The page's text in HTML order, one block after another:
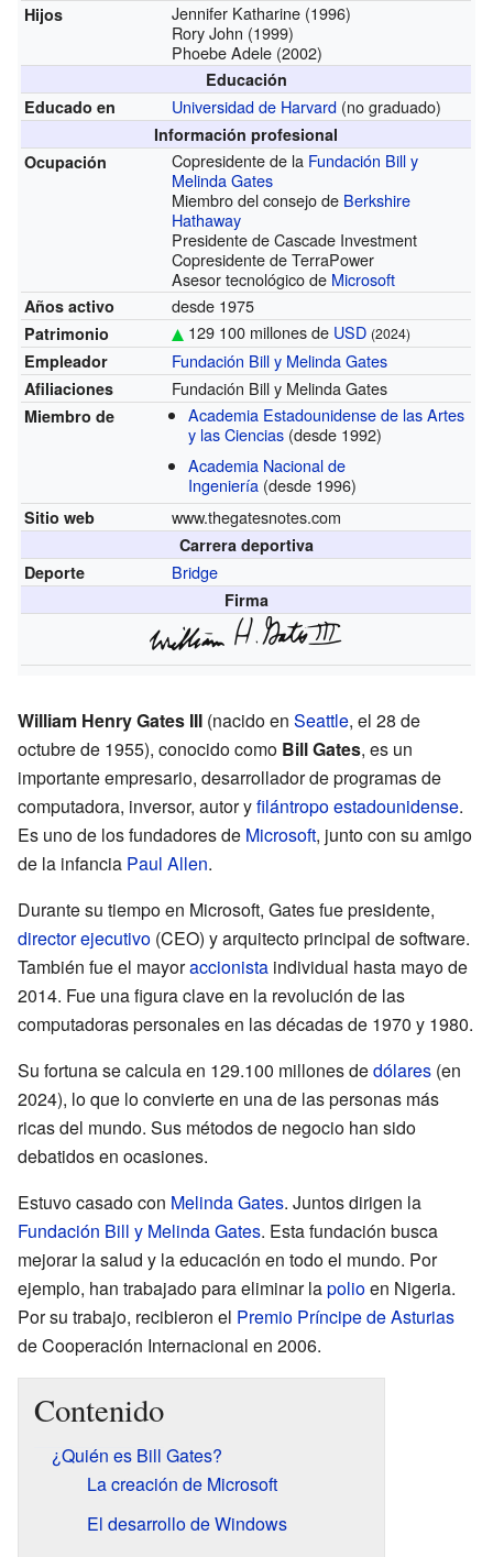
Hijos
Jennifer Katharine (1996)
Rory John (1999)
Phoebe Adele (2002)
Educación
Educado en
Universidad de Harvard (no graduado)
Información profesional
Ocupación
Copresidente de la Fundación Bill y
Melinda Gates
Miembro del consejo de Berkshire
Hathaway
Presidente de Cascade Investment
Copresidente de TerraPower
Asesor tecnológico de Microsoft
Años activo desde 1975
Patrimonio 129 100 millones de USD (2024)
Empleador Fundación Bill y Melinda Gates
Afiliaciones Fundación Bill y Melinda Gates
Miembro de
Academia Estadounidense de las Artes
y las Ciencias (desde 1992)
Academia Nacional de
Ingeniería (desde 1996)
Sitio web www.thegatesnotes.com
Carrera deportiva
Deporte
Bridge
Firma
William Henry Gates III (nacido en Seattle, el 28 de
octubre de 1955), conocido como Bill Gates, es un
importante empresario, desarrollador de programas de
computadora, inversor, autor yfilántropoestadounidense.
Es uno de los fundadores de Microsoft, junto con su amigo
de la infancia Paul Allen.
Durante su tiempo en Microsoft, Gates fue presidente,
director ejecutivo (CEO) y arquitecto principal de software.
También fue el mayoraccionista individual hasta mayo de
2014. Fue una figura clave en la revolución de las
computadoras personales en las décadas de 1970 y 1980.
Su fortuna se calcula en 129.100 millones dedólares (en
2024), lo que lo convierte en una de las personas más
ricas del mundo. Sus métodos de negocio han sido
debatidos en ocasiones.
Estuvo casado con Melinda Gates. Juntos dirigen la
Fundación Bill y Melinda Gates. Esta fundación busca
mejorar la salud y la educación en todo el mundo. Por
ejemplo, han trabajado para eliminar lapolioen Nigeria.
Por su trabajo, recibieron el Premio Príncipe de Asturias
de Cooperación Internacional en 2006.
Contenido
¿Quién es Bill Gates?
La creación de Microsoft
El desarrollo de Windows